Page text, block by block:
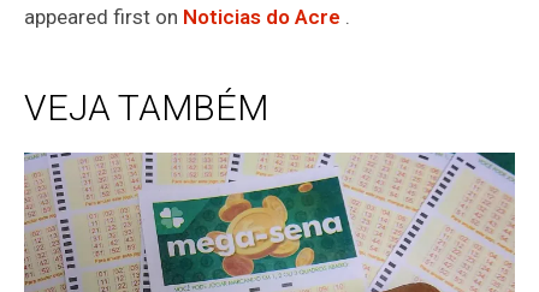
appeared first on Noticias do Acre .
VEJA TAMBÉM